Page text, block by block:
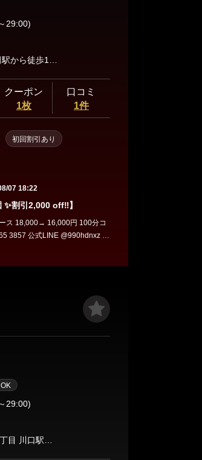
29:00)
クーポン
1枚
口コミ
1件
初回割引あり
07 18:22
割引2,000 off‼️】
ス 18,000→ 16,000円 100分コ
29:00)